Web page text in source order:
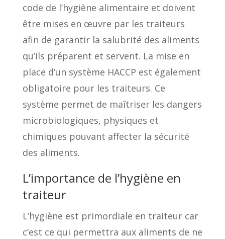
code de l’hygiène alimentaire et doivent
être mises en œuvre par les traiteurs
afin de garantir la salubrité des aliments
qu’ils préparent et servent. La mise en
place d’un système HACCP est également
obligatoire pour les traiteurs. Ce
système permet de maîtriser les dangers
microbiologiques, physiques et
chimiques pouvant affecter la sécurité
des aliments.
L’importance de l’hygiène en
traiteur
L’hygiène est primordiale en traiteur car
c’est ce qui permettra aux aliments de ne